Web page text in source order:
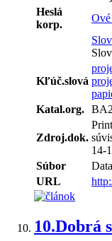
Heslá
korp.
Kľúč.slová
Katal.org.
Zdroj.dok.
14-
Súbor
URL
10.Dobrá